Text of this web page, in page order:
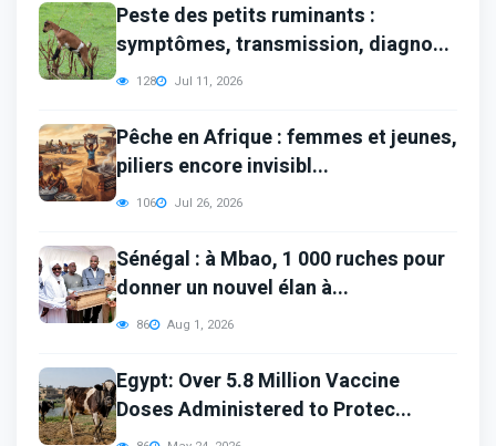
Peste des petits ruminants :
symptômes, transmission, diagno...
128 Jul 11, 2026
Pêche en Afrique : femmes et jeunes,
piliers encore invisibl...
106 Jul 26, 2026
Sénégal : à Mbao, 1 000 ruches pour
donner un nouvel élan à...
86 Aug 1, 2026
Egypt: Over 5.8 Million Vaccine
Doses Administered to Protec...